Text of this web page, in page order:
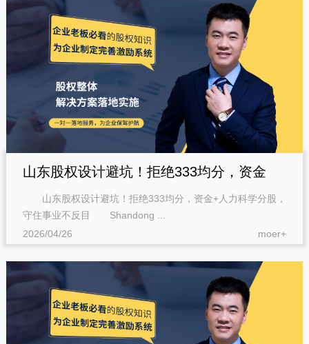
山东股权设计避坑！拒绝333均分，资金
+人力科学分股，守住事业不反目
山东股权设计避坑！拒绝333均分，资金+人力科学分股，
守住事业不反目 Shandong ...
2026/04/26
moer+